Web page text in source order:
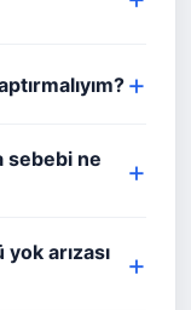
sebebi ne
arızası